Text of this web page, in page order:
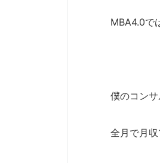
MBA4.0で
僕のコン
全月で月